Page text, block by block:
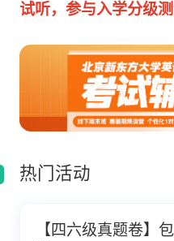
试听，参与入学分级
热门活动
【四六级真题卷】